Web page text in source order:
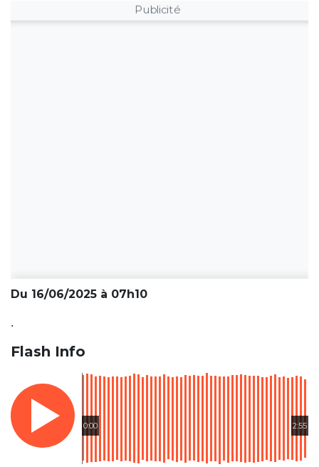
Publicité
Du 16/06/2025 à 07h10
.
Flash Info
0:00 2:55